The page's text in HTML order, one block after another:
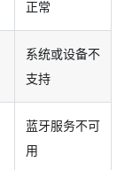
正常
系统或设备不
支持
蓝牙服务不可
用